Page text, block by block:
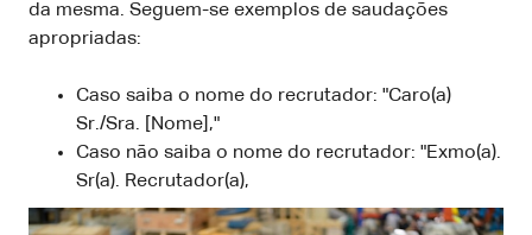
da mesma. Seguem-se exemplos de saudações
apropriadas:
Caso saiba o nome do recrutador: "Caro(a)
Sr./Sra. [Nome],"
Caso não saiba o nome do recrutador: "Exmo(a).
Sr(a). Recrutador(a),